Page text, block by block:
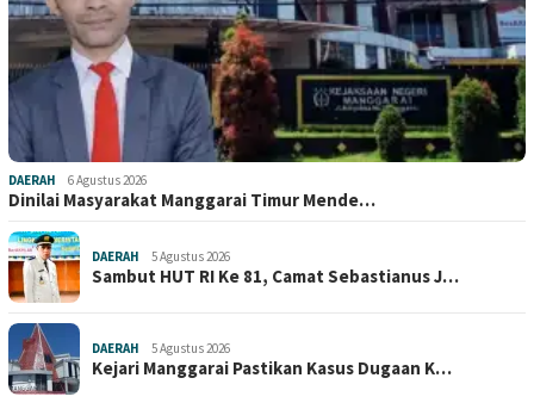
DAERAH 6 Agustus 2026
Dinilai Masyarakat Manggarai Timur Mende…
DAERAH 5 Agustus 2026
Sambut HUT RI Ke 81, Camat Sebastianus J…
DAERAH 5 Agustus 2026
Kejari Manggarai Pastikan Kasus Dugaan K…